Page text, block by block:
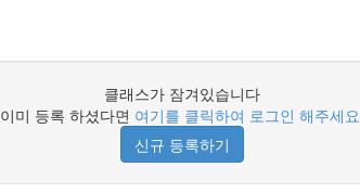
클래스가 잠겨있습니다
이미 등록 하셨다면 여기를 클릭하여 로그인 해주세요
신규 등록하기